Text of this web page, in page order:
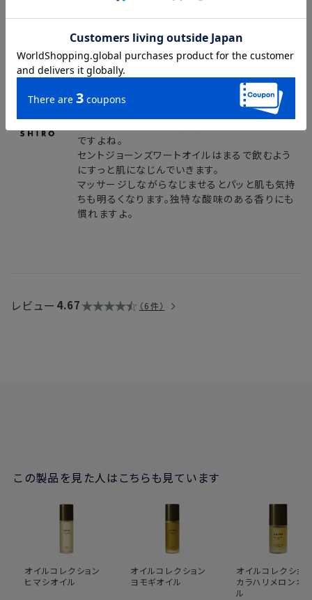
が特におすすめです。
本社スタッフ
花粉やマスクなどで肌がいつもよりちょっと元気
がない状態の時は、絶対にセントジョーンズワー
トオイル。
夜のスキンケアの時間になんだか肌が疲れてい
ですよね。
セントジョーンズワートオイルはまるで飲むよう
にすっと肌になじんでいきます。
マッサージしながらなじませるとパッと肌も気持
ちも明るくなります。独特な酸味のある香りにも
慣れますよ。
レビュー 4.67 6件
この製品を見た人はこちらも見ています
オイルコレクション
ヒマシオイル
オイルコレクション
ヨモギオイル
オイルコレクション
カラハリメロンオ
ル